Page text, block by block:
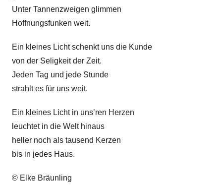
Unter Tannenzweigen glimmen
Hoffnungsfunken weit.
Ein kleines Licht schenkt uns die Kunde
von der Seligkeit der Zeit.
Jeden Tag und jede Stunde
strahlt es für uns weit.
Ein kleines Licht in uns’ren Herzen
leuchtet in die Welt hinaus
heller noch als tausend Kerzen
bis in jedes Haus.
© Elke Bräunling